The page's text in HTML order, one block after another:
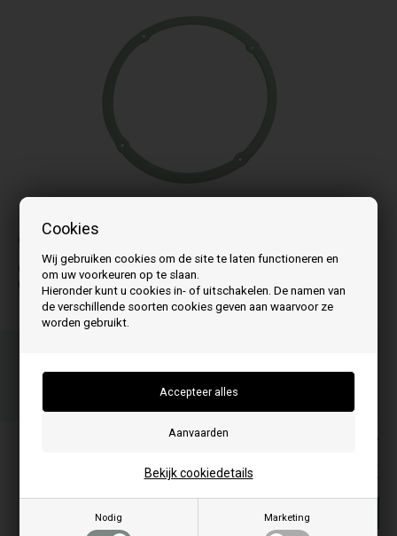
Cookies
Wij gebruiken cookies om de site te laten functioneren en
om uw voorkeuren op te slaan.
Hieronder kunt u cookies in- of uitschakelen. De namen van
de verschillende soorten cookies geven aan waarvoor ze
worden gebruikt.
Nodig Marketing
Bekijk cookiedetails
Geschikt voor:
O
Oro
06
MIN.
09
De prijzen zijn inclusief BTW
EUR